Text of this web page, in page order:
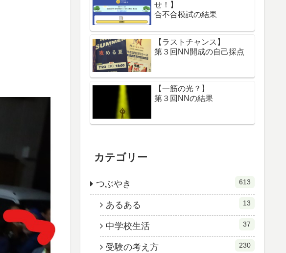
せ！】
合不合模試の結果
【ラストチャンス】
第３回NN開成の自己採点
【一筋の光？】
第３回NNの結果
カテゴリー
つぶやき 613
あるある 13
中学校生活 37
受験の考え方 230